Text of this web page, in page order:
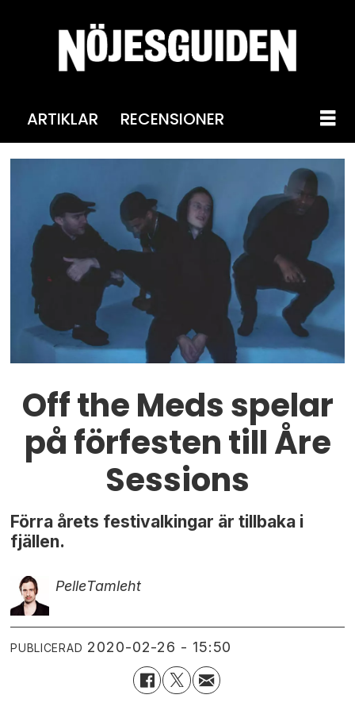
ARTIKLAR RECENSIONER
Off the Meds spelar
på förfesten till Åre
Sessions
Förra årets festivalkingar är tillbaka i
fjällen.
PelleTamleht
PUBLICERAD 2020-02-26 - 15:50